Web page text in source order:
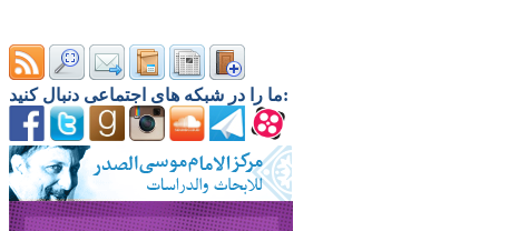
ما را در شبکه های اجتماعی دنبال کنید: